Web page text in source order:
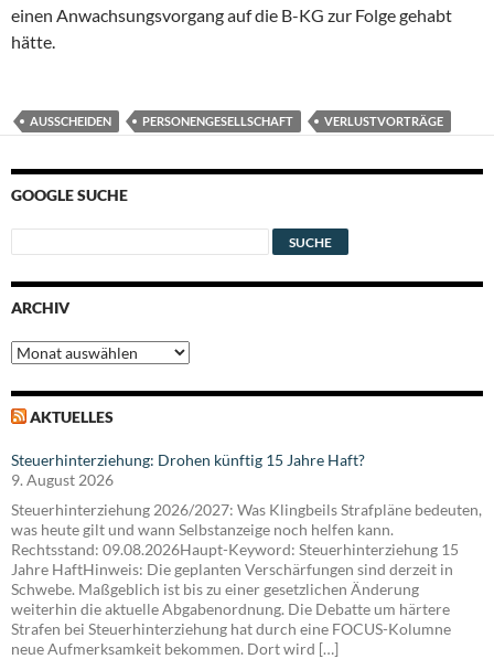
einen Anwachsungsvorgang auf die B-KG zur Folge gehabt
hätte.
AUSSCHEIDEN PERSONENGESELLSCHAFT VERLUSTVORTRÄGE
GOOGLE SUCHE
ARCHIV
Archiv
AKTUELLES
Steuerhinterziehung: Drohen künftig 15 Jahre Haft?
9. August 2026
Steuerhinterziehung 2026/2027: Was Klingbeils Strafpläne bedeuten,
was heute gilt und wann Selbstanzeige noch helfen kann.
Rechtsstand: 09.08.2026Haupt-Keyword: Steuerhinterziehung 15
Jahre HaftHinweis: Die geplanten Verschärfungen sind derzeit in
Schwebe. Maßgeblich ist bis zu einer gesetzlichen Änderung
weiterhin die aktuelle Abgabenordnung. Die Debatte um härtere
Strafen bei Steuerhinterziehung hat durch eine FOCUS-Kolumne
neue Aufmerksamkeit bekommen. Dort wird […]